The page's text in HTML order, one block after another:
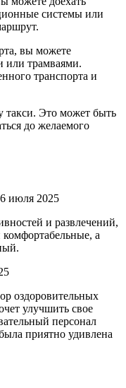
системы или
вы можете
или трамваями.
транспорта и
такси. Это может быть
до желаемого
июля 2025
и развлечений,
а
оздоровительных
улучшить свое
персонал
приятно удивлена